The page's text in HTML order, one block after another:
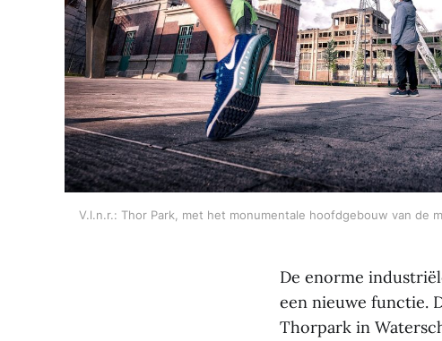
V.l.n.r.: Thor Park, met het monumentale hoofdgebouw van de
De enorme
een nieuwe functie.
Thorpark in